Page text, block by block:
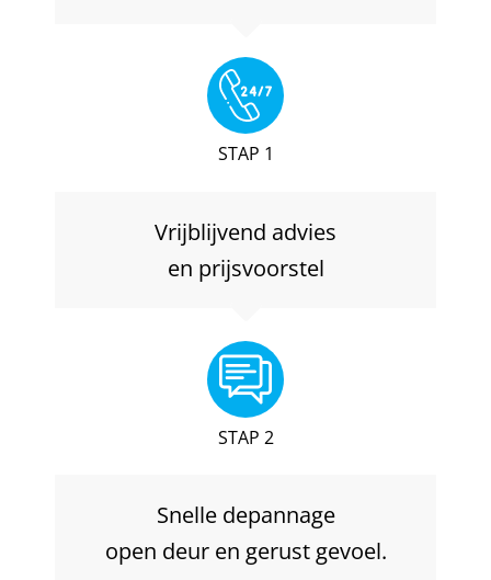
STAP 1
Vrijblijvend advies
en prijsvoorstel
STAP 2
Snelle depannage
open deur en gerust gevoel.